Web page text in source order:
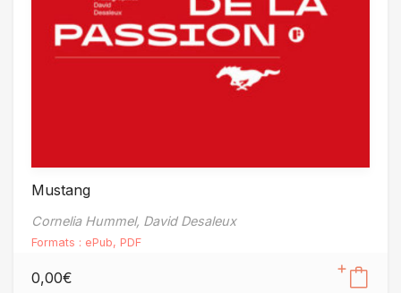
Mustang
Cornelia Hummel, David Desaleux
Formats : ePub, PDF
0,00€